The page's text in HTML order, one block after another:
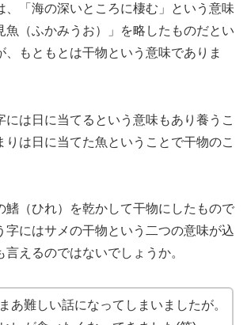
、「海の深いところに棲む」という意味
魚（ふかみうお）」を略したものだとい
、もともとは干物という意味でありま
には日に当てるという意味もあり養うこ
りは日に当てた魚ということで干物のこ
鰭（ひれ）を乾かして干物にしたもので
字にはサメの干物という二つの意味が込
えるのではないでしょうか。
あ難しい話になってしまいましたが。